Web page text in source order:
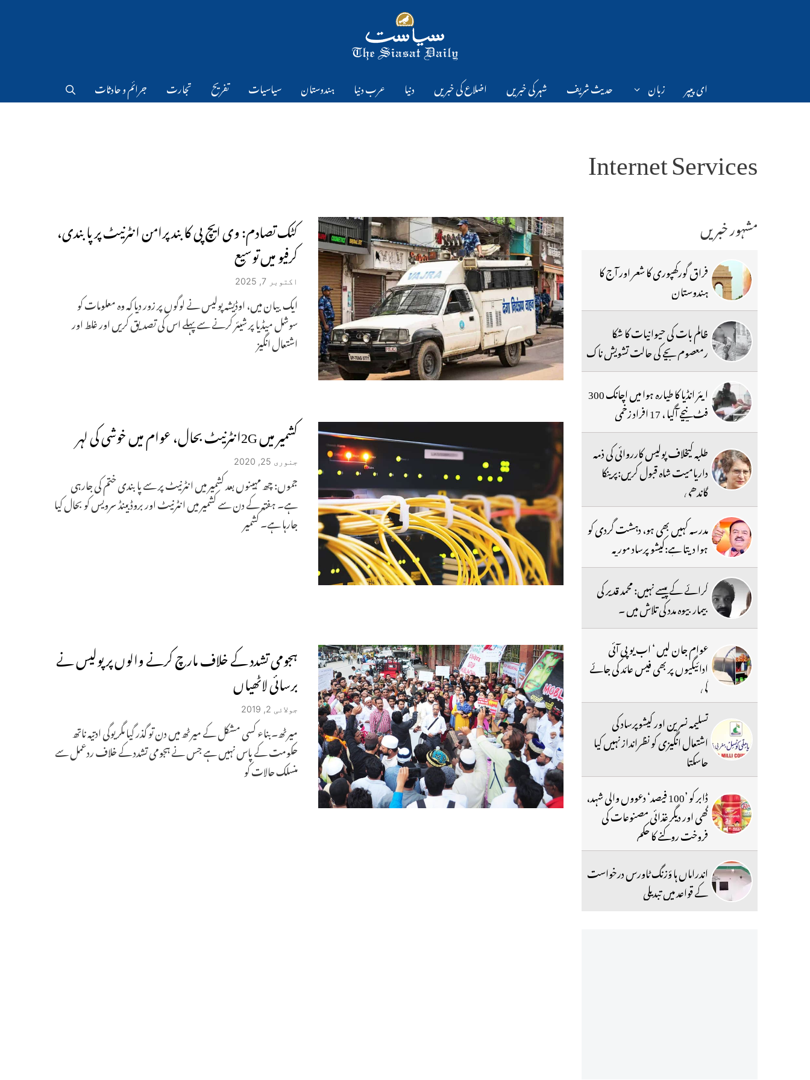
ای پیپر زبان حدیث شریف شہر کی خبریں اضلاع کی خبریں دنیا عرب دنیا ہندوستان سیاسیات تفریح تجارت جرائم و حادثات
Internet Services
کٹک تصادم: وی ایچ پی کا بند پرامن انٹرنیٹ پر پابندی،
کرفیو میں توسیع
اکتوبر 7, 2025
ایک بیان میں، اوڈیشہ پولیس نے لوگوں پر زور دیا کہ وہ معلومات کو
سوشل میڈیا پر شیئر کرنے سے پہلے اس کی تصدیق کریں اور غلط اور
اشتعال انگیز
کشمیر میں 2Gانٹرنیٹ بحال، عوام میں خوشی کی لہر
جنوری 25, 2020
جموں: چھ مہینوں بعد کشمیر میں انٹرنیٹ پر سے پابندی ختم کی جارہی
ہے۔ ہفتہ کے دن سے کشمیر میں انٹرنیٹ اور بروڈبینڈ سرویس کو بحال کیا
جارہا ہے۔ کشمیر
ہجومی تشدد کے خلاف مارچ کرنے والوں پر پولیس نے
برسائی لاٹھیاں
جولائی 2, 2019
میرٹھ۔بناء کسی مشکل کے میرٹھ میں دن تو گذر گیا مگر یوگی ادتیہ ناتھ
حکومت کے پاس نہیں ہے جس نے ہجومی تشدد کے خلاف ردعمل سے
منسلک حالات کو
مشہور خبریں
فراق گورکھپوری کا شعر اور آج کا
ہندوستان
ظالم بات کی حیوانیات کا شکا
رمعصوم بچے کی حالت تشویش ناک
ایئر انڈیا کا طیارہ ہوا میں اچانک 300
فٹ نیچے آگیا ، 17 افراد زخمی
طلبہ کیخلاف پولیس کارروائی کی ذمہ
داریامیت شاہ قبول کریں:پرینکا
گاندھی
مدرسہ کہیں بھی ہو، دہشت گردی کو
ہوا دیتا ہے:کیشو پرساد موریہ
کرائے کے پیسے نہیں: محمد قدیر کی
بیمار بیوہ مدد کی تلاش میں ۔
عوام جان لیں ‘ اب یو پی آئی
ادائیگیوں پر بھی فیس عائد کی جائے
گی
تسلیمہ نسرین اور کیشوپرساد کی
اشتعال انگیزی کو نظرانداز نہیں کیا
جاسکتا
ڈابر کو ’100 فیصد‘ دعووں والی شہد،
گھی اور دیگر غذائی مصنوعات کی
فروخت روکنے کا حکم
اندراماں ہا ؤزنگ ٹاورس درخواست
کے قواعد میں تبدیلی